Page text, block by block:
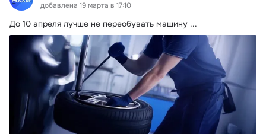
добавлена 19 марта в 17:10
До 10 апреля лучше не переобувать машину ...